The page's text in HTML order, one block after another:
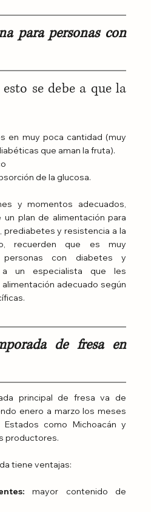
para personas con
se debe a que la
en muy poca cantidad (muy
que aman la fruta).
de la glucosa.
y momentos adecuados,
plan de alimentación para
y resistencia a la
recuerden que es muy
con diabetes y
a un especialista que les
adecuado según
de fresa en
enero a marzo los meses
como Michoacán y
productores.
tiene ventajas:
mayor contenido de